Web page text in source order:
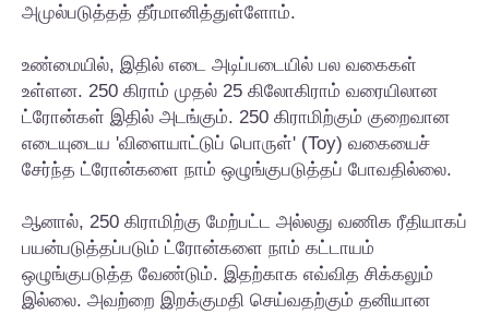
அமுல்படுத்தத் தீர்மானித்துள்ளோம்.
உண்மையில், இதில் எடை அடிப்படையில் பல வகைகள்
உள்ளன. 250 கிராம் முதல் 25 கிலோகிராம் வரையிலான
ட்ரோன்கள் இதில் அடங்கும். 250 கிராமிற்கும் குறைவான
எடையுடைய 'விளையாட்டுப் பொருள்' (Toy) வகையைச்
சேர்ந்த ட்ரோன்களை நாம் ஒழுங்குபடுத்தப் போவதில்லை.
ஆனால், 250 கிராமிற்கு மேற்பட்ட அல்லது வணிக ரீதியாகப்
பயன்படுத்தப்படும் ட்ரோன்களை நாம் கட்டாயம்
ஒழுங்குபடுத்த வேண்டும். இதற்காக எவ்வித சிக்கலும்
இல்லை. அவற்றை இறக்குமதி செய்வதற்கும் தனியான